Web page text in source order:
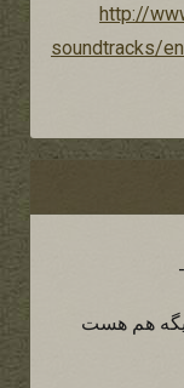
http://
soundtracks/
دیگه هم هست